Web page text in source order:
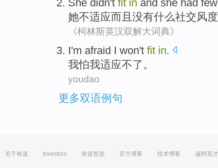
She didn't fit in and she had few
她不适应而且 没有什么社交风
《柯林斯英汉双解大词典》
I'm afraid I won't fit in.
我怕我适应不了。
youdao
更多双语例句
关于有道 Investors 有道智选 官方博客 技术博客 诚聘英才